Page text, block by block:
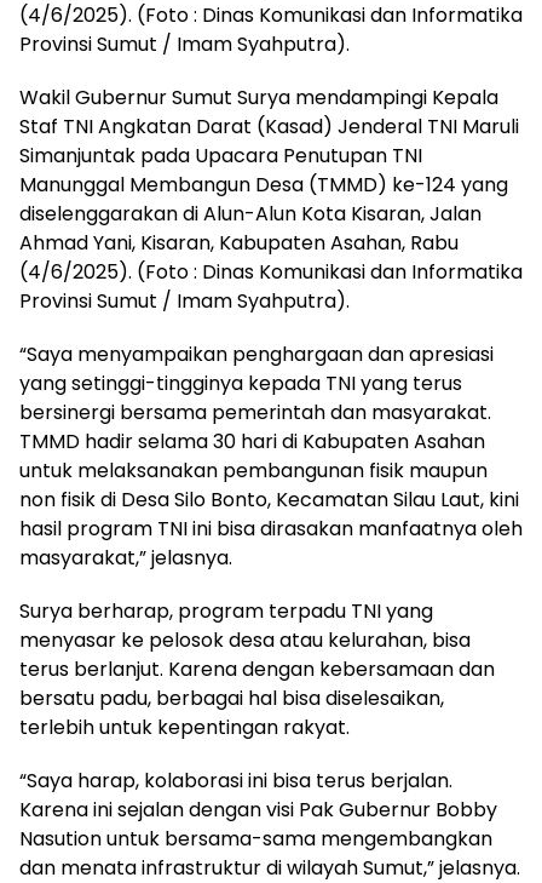
(4/6/2025). (Foto : Dinas Komunikasi dan Informatika
Provinsi Sumut / Imam Syahputra).
Wakil Gubernur Sumut Surya mendampingi Kepala
Staf TNI Angkatan Darat (Kasad) Jenderal TNI Maruli
Simanjuntak pada Upacara Penutupan TNI
Manunggal Membangun Desa (TMMD) ke-124 yang
diselenggarakan di Alun-Alun Kota Kisaran, Jalan
Ahmad Yani, Kisaran, Kabupaten Asahan, Rabu
(4/6/2025). (Foto : Dinas Komunikasi dan Informatika
Provinsi Sumut / Imam Syahputra).
“Saya menyampaikan penghargaan dan apresiasi
yang setinggi-tingginya kepada TNI yang terus
bersinergi bersama pemerintah dan masyarakat.
TMMD hadir selama 30 hari di Kabupaten Asahan
untuk melaksanakan pembangunan fisik maupun
non fisik di Desa Silo Bonto, Kecamatan Silau Laut, kini
hasil program TNI ini bisa dirasakan manfaatnya oleh
masyarakat,” jelasnya.
Surya berharap, program terpadu TNI yang
menyasar ke pelosok desa atau kelurahan, bisa
terus berlanjut. Karena dengan kebersamaan dan
bersatu padu, berbagai hal bisa diselesaikan,
terlebih untuk kepentingan rakyat.
“Saya harap, kolaborasi ini bisa terus berjalan.
Karena ini sejalan dengan visi Pak Gubernur Bobby
Nasution untuk bersama-sama mengembangkan
dan menata infrastruktur di wilayah Sumut,” jelasnya.